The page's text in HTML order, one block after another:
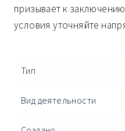
призывает к
условия уточняйте
Тип
Вид деятельности